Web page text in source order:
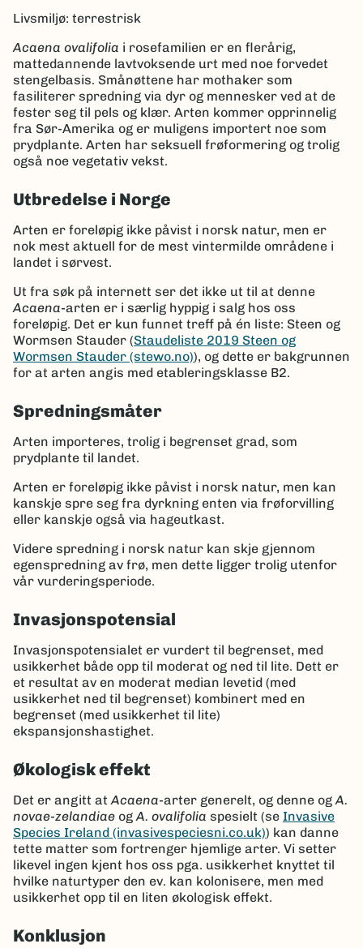
Livsmiljø: terrestrisk
Acaena ovalifolia i rosefamilien er en flerårig,
mattedannende lavtvoksende urt med noe forvedet
stengelbasis. Smånøttene har mothaker som
fasiliterer spredning via dyr og mennesker ved at de
fester seg til pels og klær. Arten kommer opprinnelig
fra Sør-Amerika og er muligens importert noe som
prydplante. Arten har seksuell frøformering og trolig
også noe vegetativ vekst.
Utbredelse i Norge
Arten er foreløpig ikke påvist i norsk natur, men er
nok mest aktuell for de mest vintermilde områdene i
landet i sørvest.
Ut fra søk på internett ser det ikke ut til at denne
Acaena-arten er i særlig hyppig i salg hos oss
foreløpig. Det er kun funnet treff på én liste: Steen og
Wormsen Stauder (Staudeliste 2019 Steen og
Wormsen Stauder (stewo.no)), og dette er bakgrunnen
for at arten angis med etableringsklasse B2.
Spredningsmåter
Arten importeres, trolig i begrenset grad, som
prydplante til landet.
Arten er foreløpig ikke påvist i norsk natur, men kan
kanskje spre seg fra dyrkning enten via frøforvilling
eller kanskje også via hageutkast.
Videre spredning i norsk natur kan skje gjennom
egenspredning av frø, men dette ligger trolig utenfor
vår vurderingsperiode.
Invasjonspotensial
Invasjonspotensialet er vurdert til begrenset, med
usikkerhet både opp til moderat og ned til lite. Dett er
et resultat av en moderat median levetid (med
usikkerhet ned til begrenset) kombinert med en
begrenset (med usikkerhet til lite)
ekspansjonshastighet.
Økologisk effekt
Det er angitt atAcaena-arter generelt, og denne ogA.
novae-zelandiae ogA. ovalifolia spesielt (se Invasive
Species Ireland (invasivespeciesni.co.uk)) kan danne
tette matter som fortrenger hjemlige arter. Vi setter
likevel ingen kjent hos oss pga. usikkerhet knyttet til
hvilke naturtyper den ev. kan kolonisere, men med
usikkerhet opp til en liten økologisk effekt.
Konklusjon